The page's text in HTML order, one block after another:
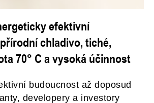
efektivní
chladivo, tiché,
70° C a vysoká účinnost
budoucnost až doposud
developery a investory